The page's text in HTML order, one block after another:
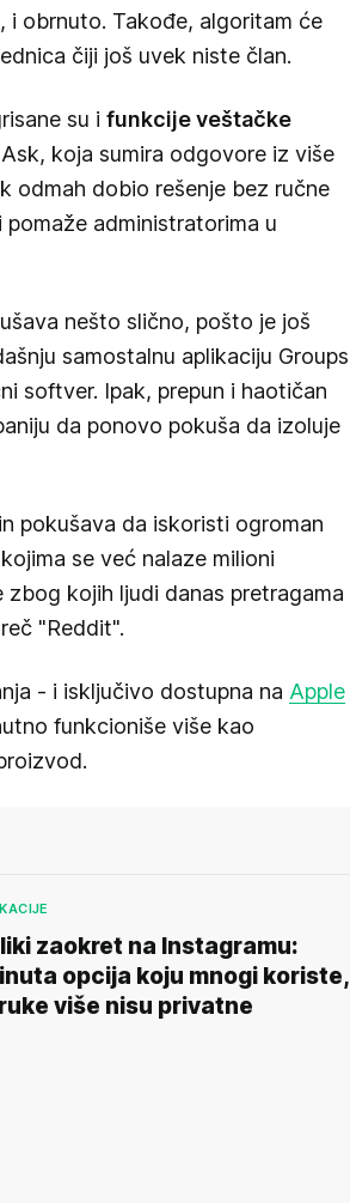
, i obrnuto. Takođe, algoritam će
čiji još uvek niste član.
su i funkcije veštačke
koja sumira odgovore iz više
odmah dobio rešenje bez ručne
administratorima u
nešto slično, pošto je još
samostalnu aplikaciju Groups
softver. Ipak, prepun i haotičan
da ponovo pokuša da izoluje
pokušava da iskoristi ogroman
se već nalaze milioni
zbog kojih ljudi danas pretragama
"Reddit".
- i isključivo dostupna na Apple
funkcioniše više kao
zaokret na Instagramu:
opcija koju mnogi koriste,
više nisu privatne